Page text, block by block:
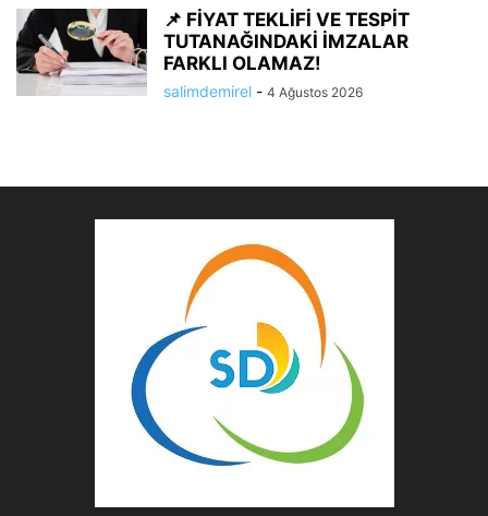
📌 FİYAT TEKLİFİ VE TESPİT
TUTANAĞINDAKİ İMZALAR
FARKLI OLAMAZ!
salimdemirel - 4 Ağustos 2026